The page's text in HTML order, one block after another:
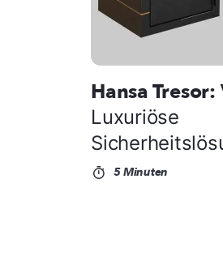
Hansa
Luxuriöse
5 Minuten